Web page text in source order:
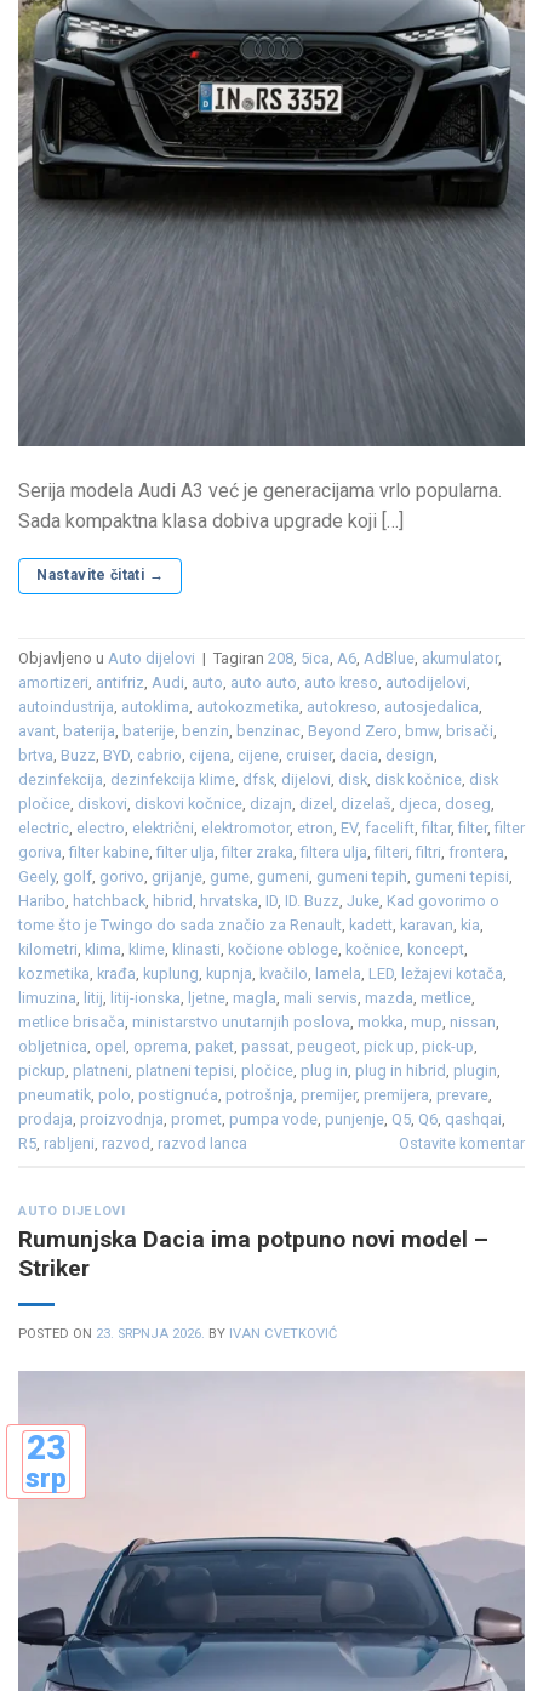
Serija modela Audi A3 već je generacijama vrlo popularna.
Sada kompaktna klasa dobiva upgrade koji […]
Nastavite čitati →
Objavljeno u Auto dijelovi | Tagiran 208, 5ica, A6, AdBlue, akumulator,
amortizeri, antifriz, Audi, auto, auto auto, auto kreso, autodijelovi,
autoindustrija, autoklima, autokozmetika, autokreso, autosjedalica,
avant, baterija, baterije, benzin, benzinac, Beyond Zero, bmw, brisači,
brtva, Buzz, BYD, cabrio, cijena, cijene, cruiser, dacia, design,
dezinfekcija, dezinfekcija klime, dfsk, dijelovi, disk, disk kočnice, disk
pločice, diskovi, diskovi kočnice, dizajn, dizel , dizelaš, djeca, doseg,
electric, electro, električni, elektromotor, etron, EV, facelift,filtar,filter,filter
goriva,filter kabine,filter ulja,filter zraka,filtera ulja,filteri,filtri, frontera,
Geely, golf, gorivo, grijanje, gume, gumeni, gumeni tepih, gumeni tepisi,
Haribo, hatchback, hibrid, hrvatska, ID, ID. Buzz, Juke, Kad govorimo o
tome što je Twingo do sada značio za Renault, kadett, karavan, kia,
kilometri, klima, klime, klinasti, kočione obloge, kočnice, koncept,
kozmetika, krađa, kuplung, kupnja, kvačilo, lamela, LED, ležajevi kotača,
limuzina, litij, litij-ionska, ljetne, magla, mali servis, mazda, metlice,
metlice brisača, ministarstvo unutarnjih poslova, mokka, mup, nissan,
obljetnica, opel , oprema, paket, passat, peugeot, pick up, pick-up,
pickup, platneni, platneni tepisi, pločice, plug in, plug in hibrid, plugin,
pneumatik, polo, postignuća, potrošnja, premijer, premijera, prevare,
prodaja, proizvodnja, promet, pumpa vode, punjenje, Q5, Q6, qashqai,
R5, rabljeni, razvod, razvod lanca Ostavite komentar
AUTO DIJELOVI
Rumunjska Dacia ima potpuno novi model –
Striker
POSTED ON 23. SRPNJA 2026. BY IVAN CVETKOVIĆ
23
srp